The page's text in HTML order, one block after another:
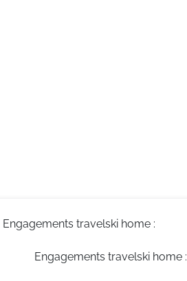
Engagements travelski home :
Engagements travelski home :